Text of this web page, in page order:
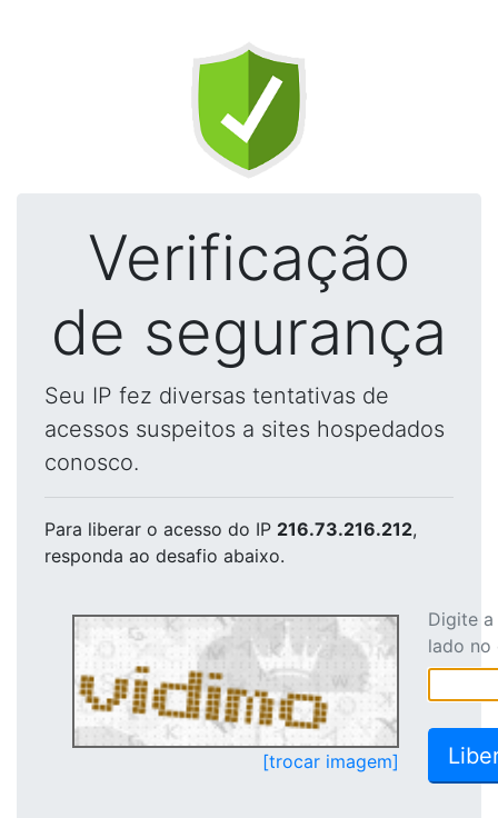
Verificação
de segurança
Seu IP fez diversas tentativas de
acessos suspeitos a sites hospedados
conosco.
Para liberar o acesso do IP 216.73.216.212,
responda ao desafio abaixo.
[trocar imagem]
Digite
lado no